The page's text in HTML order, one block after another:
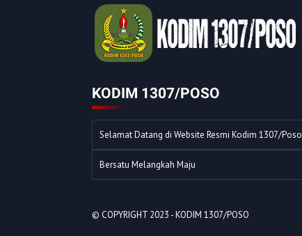
KODIM 1307/POSO
Selamat Datang di Website Resmi Kodim 1307/Poso
Bersatu Melangkah Maju
© COPYRIGHT 2023 -KODIM 1307/POSO